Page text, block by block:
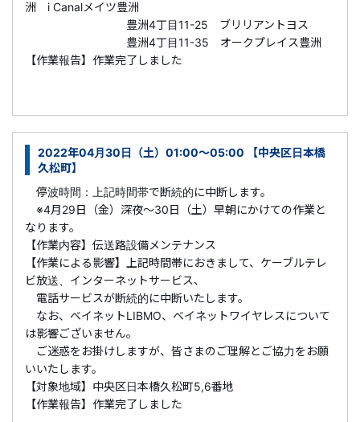
洲 i Canalメイツ豊洲
豊洲4丁目11-25 ブリリアントヨス
豊洲4丁目11-35 オークプレイス豊洲
【作業報告】作業完了しました
2022年04月30日（土）01:00～05:00 【中央区日本橋
久松町】
停波時間：上記時間帯で断続的に中断します。
※4月29日（金）深夜～30日（土）早朝にかけての作業と
なります。
【作業内容】伝送路設備メンテナンス
【作業による影響】上記時間帯におきまして、ケーブルテレ
ビ放送、インターネットサービス、
電話サービスが断続的に中断いたします。
なお、ベイネットLIBMO、ベイネットワイヤレスについて
は影響ございません。
ご迷惑をお掛けしますが、皆さまのご理解とご協力をお願
いいたします。
【対象地域】中央区日本橋久松町5,6番地
【作業報告】作業完了しました